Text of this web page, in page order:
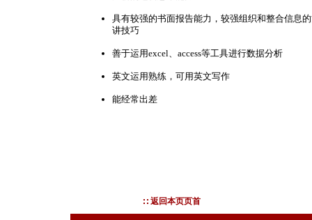
具有较强的书面报告能力，较强组织和整合信息
讲技巧
善于运用excel、access等工具进行数据分析
英文运用熟练，可用英文写作
能经常出差
返回本页页首